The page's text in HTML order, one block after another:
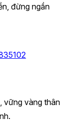
đừng ngần
vững vàng thân